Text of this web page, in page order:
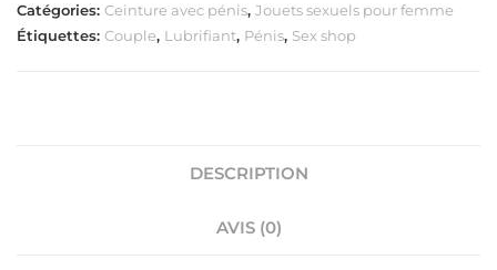
Catégories: Ceinture avec pénis, Jouets sexuels pour femme
Étiquettes: Couple, Lubrifiant, Pénis, Sex shop
DESCRIPTION
AVIS (0)